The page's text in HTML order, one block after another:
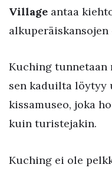
Village antaa
Kuching tunnetaan
sen kaduilta löytyy
kissamuseo, joka
kuin turistejakin.
Kuching ei ole